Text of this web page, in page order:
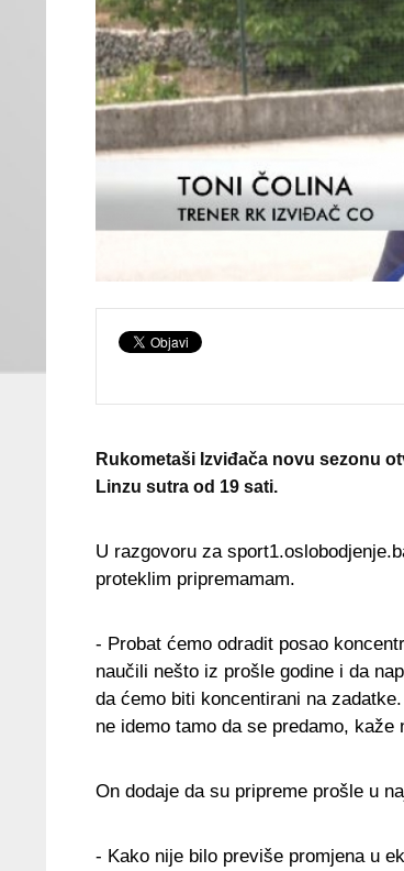
Rukometaši Izviđača novu sezonu
Linzu sutra od 19 sati.
U razgovoru za
proteklim pripremamam.
- Probat ćemo odradit posao
naučili nešto iz prošle godine i da
da ćemo biti koncentirani na
ne idemo tamo da se predamo, kaže
On dodaje da su pripreme prošle u
- Kako nije bilo previše promjena u